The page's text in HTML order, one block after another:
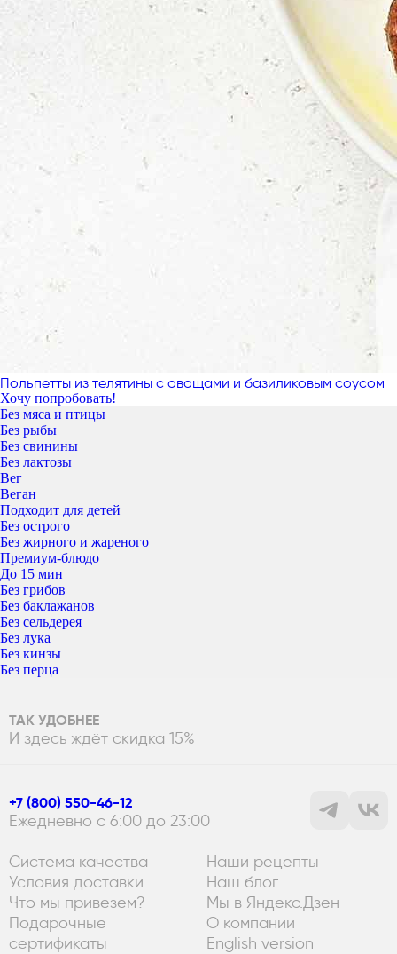
Польпетты из телятины с овощами и базиликовым соусом
Хочу попробовать!
Без мяса и птицы
Без рыбы
Без свинины
Без лактозы
Вег
Веган
Подходит для детей
Без острого
Без жирного и жареного
Премиум-блюдо
До 15 мин
Без грибов
Без баклажанов
Без сельдерея
Без лука
Без кинзы
Без перца
ТАК УДОБНЕЕ
И здесь ждёт скидка 15%
+7 (800) 550-46-12
Ежедневно с 6:00 до 23:00
Система качества
Условия доставки
Что мы привезем?
Подарочные
сертификаты
Наши рецепты
Наш блог
Мы в Яндекс.Дзен
О компании
English version